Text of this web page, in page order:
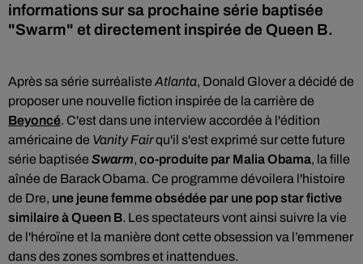
informations sur sa prochaine série baptisée
"Swarm" et directement inspirée de Queen B.
Après sa série surréaliste Atlanta, Donald Glover a décidé de
proposer une nouvelle fiction inspirée de la carrière de
Beyoncé. C'est dans une interview accordée à l'édition
américaine de Vanity Fairqu'il s'est exprimé sur cette future
série baptisée Swarm, co-produite par Malia Obama, la fille
aînée de Barack Obama. Ce programme dévoilera l'histoire
de Dre, une jeune femme obsédée par une pop star fictive
similaire à Queen B. Les spectateurs vont ainsi suivre la vie
de l'héroïne et la manière dont cette obsession va l’emmener
dans des zones sombres et inattendues.